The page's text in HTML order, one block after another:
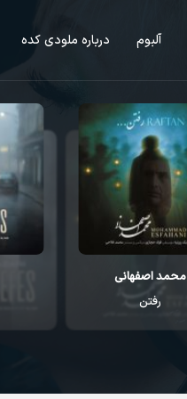
آلبوم درباره ملودی کده
محمد اصفهانی
رفتن